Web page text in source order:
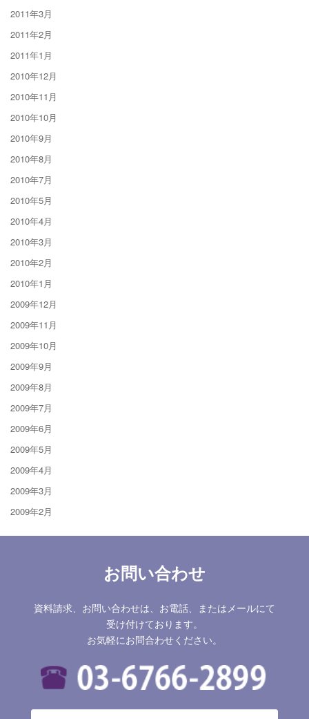
2011年3月
2011年2月
2011年1月
2010年12月
2010年11月
2010年10月
2010年9月
2010年8月
2010年7月
2010年5月
2010年4月
2010年3月
2010年2月
2010年1月
2009年12月
2009年11月
2009年10月
2009年9月
2009年8月
2009年7月
2009年6月
2009年5月
2009年4月
2009年3月
2009年2月
お問い合わせ
資料請求、お問い合わせは、お電話、またはメールにて
受け付けております。
お気軽にお問合わせください。